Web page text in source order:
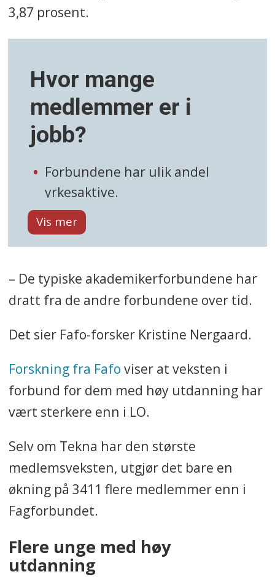
3,87 prosent.
Hvor mange
medlemmer er i
jobb?
Forbundene har ulik andel
yrkesaktive.
Det betyr andelen medlemmer
som er i jobb. Andre
være studenter, pensjonister,
uføre eller arbeidsledige.
Høy andel yrkesaktive
medlemmer er viktig når
forbundene skal forhandle med
arbeidsgiver.
Det gir også flere frikjøpte
Andel yrkesaktive i Tekna ligger
på rundt 80 prosent. Det betyr
at de hadde omtrent 94.003
yrkesaktive medlemmer 1.
januar i år.
Andel yrkesaktive i
– De typiske akademikerforbundene har
dratt fra de andre forbundene over tid.
Det sier Fafo-forsker Kristine Nergaard.
Forskning fra Fafo viser at veksten i
forbund for dem med høy utdanning har
vært sterkere enn i LO.
Selv om Tekna har den største
medlemsveksten, utgjør det bare en
økning på 3411 flere medlemmer enn i
Fagforbundet.
Flere unge med høy
utdanning